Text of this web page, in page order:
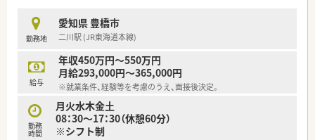
【法人特徴について】
■医療や介護、保育など5つの組織からなる大規模グループで、
地域の生活を包括的に支える地域密着型の法人です。
■病院や高齢者施設、保育園など多角的に事業を展開しており、
非常に安定した経営基盤が大きな強みとなっています。
■職員の成長を大切にする風土が根付いており、互いに切磋琢磨
しながらスキルアップを目指すことができる環境です。
勤務地
愛知県 豊橋市
二川駅 (JR東海道本線)
給与
年収450万円～550万円
月給293,000円～365,000円
※就業条件、経験等を考慮のうえ、面接後決定。
勤務
時間
月火水木金土
08：30～17：30（休憩60分）
※シフト制